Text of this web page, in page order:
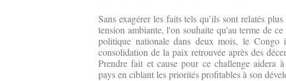
Sans exagérer les faits tels qu’ils sont relatés
tension ambiante, l'on souhaite qu'au terme de
politique nationale dans deux mois, le Congo
consolidation de la paix retrouvée après des
Prendre fait et cause pour ce challenge aidera
pays en ciblant les priorités profitables à son